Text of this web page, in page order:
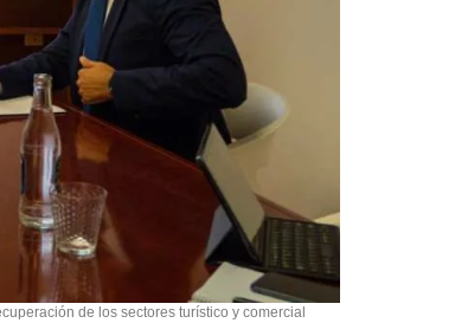
de los sectores turístico y comercial